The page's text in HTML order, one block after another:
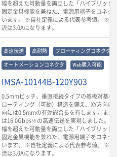
幅を超えた可動量を両立した「ハイブリッド
固定金具機能を兼ねた、電源用端子をコネク
います。 ※自社定義による代表参考値。 ※
流は3.0Aになります。
高速伝送 高耐熱 フローティングコネクタ
オートメーションコネクタ Web購入可能
IMSA-10144B-120Y903
0.5mmピッチ、垂直接続タイプの基板対基板
ローティング（可動）構造を備え、XY方向に
向には0.5mmの有効嵌合長を有します。また
は16.0Gbps※の高速伝送を実現しました。高
幅を超えた可動量を両立した「ハイブリッド
固定金具機能を兼ねた、電源用端子をコネク
います。 ※自社定義による代表参考値。 ※
流は3.0Aになります。